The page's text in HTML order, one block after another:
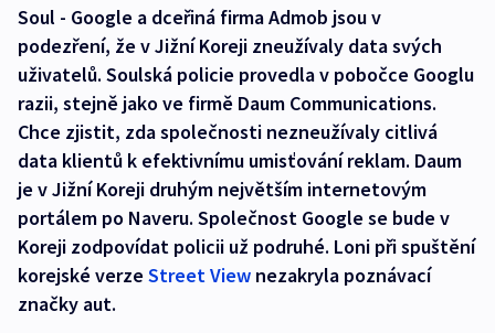
Soul - Google a dceřiná firma Admob jsou v
podezření, že v Jižní Koreji zneužívaly data svých
uživatelů. Soulská policie provedla v pobočce Googlu
razii, stejně jako ve firmě Daum Communications.
Chce zjistit, zda společnosti nezneužívaly citlivá
data klientů k efektivnímu umisťování reklam. Daum
je v Jižní Koreji druhým největším internetovým
portálem po Naveru. Společnost Google se bude v
Koreji zodpovídat policii už podruhé. Loni při spuštění
korejské verze Street View nezakryla poznávací
značky aut.